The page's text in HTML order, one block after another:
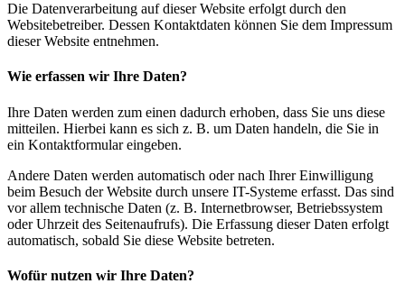
Die Datenverarbeitung auf dieser Website erfolgt durch den
Websitebetreiber. Dessen Kontaktdaten können Sie dem Impressum
dieser Website entnehmen.
Wie erfassen wir Ihre Daten?
Ihre Daten werden zum einen dadurch erhoben, dass Sie uns diese
mitteilen. Hierbei kann es sich z. B. um Daten handeln, die Sie in
ein Kontaktformular eingeben.
Andere Daten werden automatisch oder nach Ihrer Einwilligung
beim Besuch der Website durch unsere IT-Systeme erfasst. Das sind
vor allem technische Daten (z. B. Internetbrowser, Betriebssystem
oder Uhrzeit des Seitenaufrufs). Die Erfassung dieser Daten erfolgt
automatisch, sobald Sie diese Website betreten.
Wofür nutzen wir Ihre Daten?